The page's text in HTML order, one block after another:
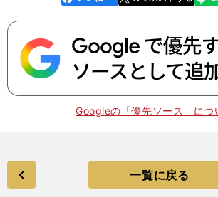
k
Googleの「優先ソース」につ
一覧に戻る